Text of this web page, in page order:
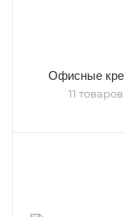
Офисные
11 товаров